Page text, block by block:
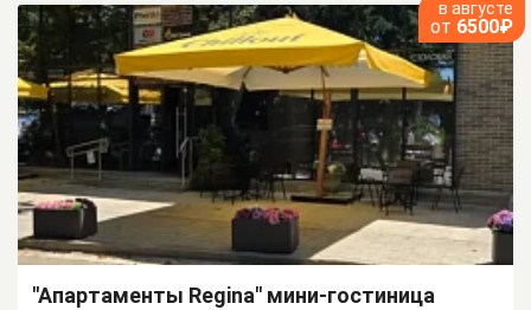
в августе
от 6500₽
"Апартаменты Regina" мини-гостиница